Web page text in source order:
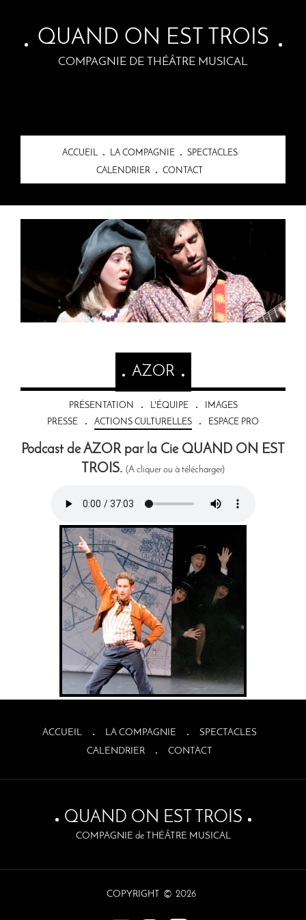
QUAND ON EST TROIS
COMPAGNIE DE THÉÂTRE MUSICAL
ACCUEIL LA COMPAGNIE
SPECTACLES
CALENDRIER
CONTACT
AZOR
PRÉSENTATION L'ÉQUIPE
IMAGES
PRESSE
ACTIONS CULTURELLES ESPACE PRO
Podcast de AZOR par la Cie QUAND ON EST
TROIS. (A cliquer ou à télécharger)
ACCUEIL LA COMPAGNIE
SPECTACLES
CALENDRIER
CONTACT
QUAND ON EST TROIS
COMPAGNIE de THÉÂTRE MUSICAL
COPYRIGHT © 2026